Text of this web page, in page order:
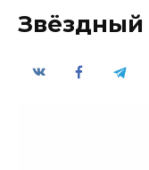
Звёздный